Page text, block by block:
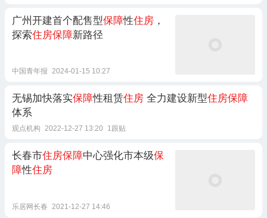
广州开建首个配售型保障性住房 ，
探索住房保障新路径
中国青年报 2024-01-15 10:27
无锡加快落实保障性租赁住房 全力建设新型住房保障
体系
观点机构 2022-12-27 13:20 1跟贴
长春市住房保障中心强化市本级保
障性住房
乐居网长春 2021-12-27 14:46